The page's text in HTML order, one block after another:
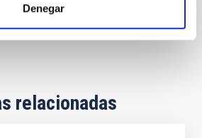
Denegar
relacionadas